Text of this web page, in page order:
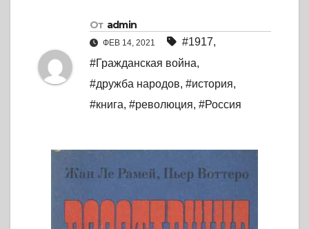
От admin
ФЕВ 14, 2021 #1917,
#Гражданская война,
#дружба народов, #история,
#книга, #революция, #Россия